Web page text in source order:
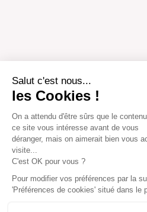
Salut c'est nous...
les Cookies !
On a attendu d'être sûrs que le
ce site vous intéresse avant de vous
déranger, mais on aimerait bien vous
visite...
C'est OK pour vous ?
Pour modifier vos préférences par la
'Préférences de cookies' situé dans le